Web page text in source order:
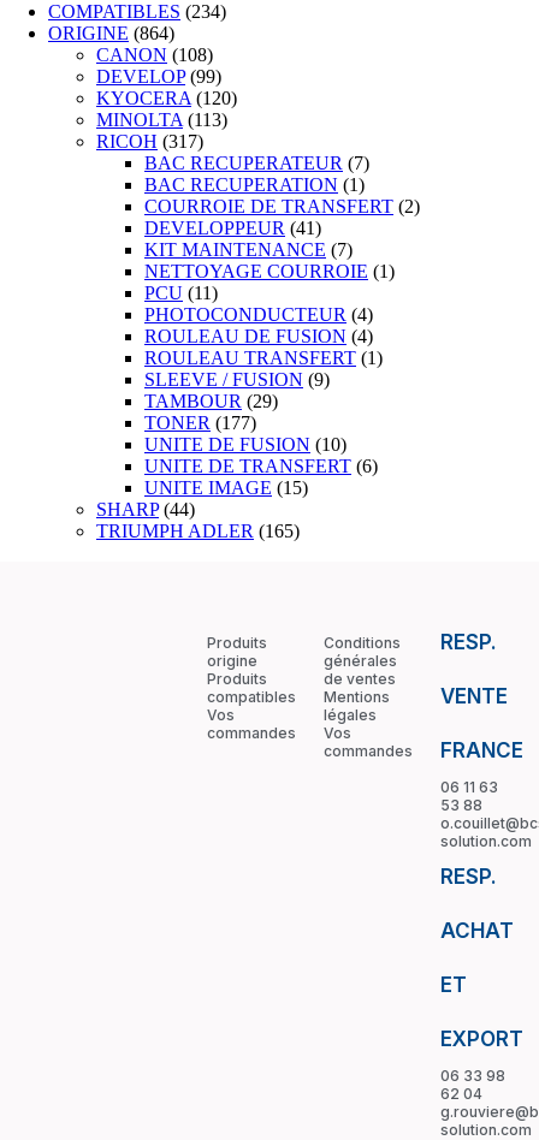
COMPATIBLES (234)
ORIGINE (864)
CANON (108)
DEVELOP (99)
KYOCERA (120)
MINOLTA (113)
RICOH (317)
BAC RECUPERATEUR (7)
BAC RECUPERATION (1)
COURROIE DE TRANSFERT (2)
DEVELOPPEUR (41)
KIT MAINTENANCE (7)
NETTOYAGE COURROIE (1)
PCU (11)
PHOTOCONDUCTEUR (4)
ROULEAU DE FUSION (4)
ROULEAU TRANSFERT (1)
SLEEVE / FUSION (9)
TAMBOUR (29)
TONER (177)
UNITE DE FUSION (10)
UNITE DE TRANSFERT (6)
UNITE IMAGE (15)
SHARP (44)
TRIUMPH ADLER (165)
Produits
origine
Produits
compatibles
Vos
commandes
Conditions
générales
de ventes
Mentions
légales
Vos
commandes
RESP.
VENTE
FRANCE
06 11 63
53 88
solution.com
RESP.
ACHAT
ET
EXPORT
06 33 98
62 04
solution.com